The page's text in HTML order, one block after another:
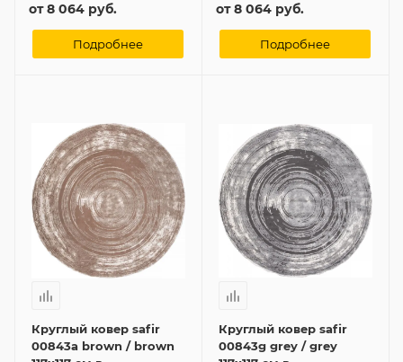
от8 064 руб.
Подробнее
от8 064 руб.
Подробнее
Круглый ковер safir
00843a brown / brown
Круглый ковер safir
00843g grey / grey